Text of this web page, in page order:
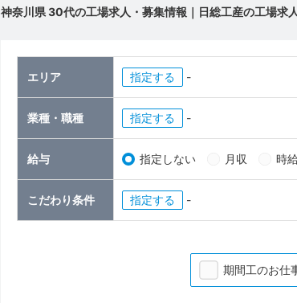
神奈川県 30代の工場求人・募集情報｜日総工産の工場求
エリア 指定 -
業種・職種 指定 -
給与 指定しない 月収 時給
こだわり条件 指定 -
期間工のお仕